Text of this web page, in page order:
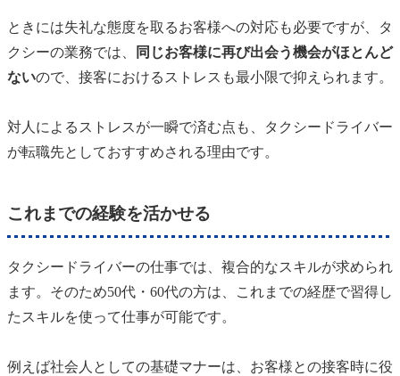
ときには失礼な態度を取るお客様への対応も必要ですが、タ
クシーの業務では、
同じお客様に再び出会う機会がほとんど
ないので、接客におけるストレスも最小限で抑えられます。
対人によるストレスが一瞬で済む点も、タクシードライバー
が転職先としておすすめされる理由です。
これまでの経験を活かせる
タクシードライバーの仕事では、複合的なスキルが求められ
ます。そのため50代・60代の方は、これまでの経歴で習得し
たスキルを使って仕事が可能です。
例えば社会人としての基礎マナーは、お客様との接客時に役